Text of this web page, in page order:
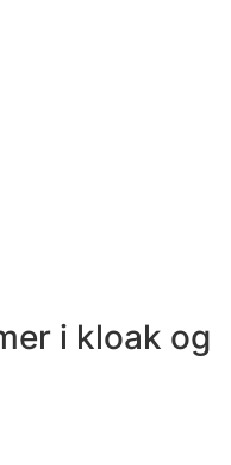
i kloak og